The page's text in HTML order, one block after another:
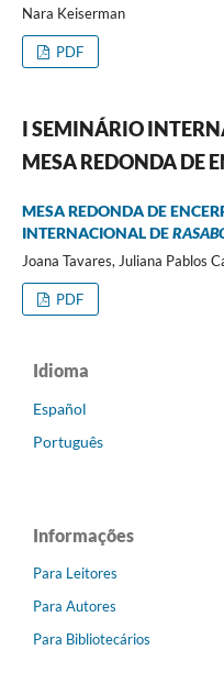
Nara Keiserman
PDF
I SEMINÁRIO
MESA REDONDA DE
MESA REDONDA DE
INTERNACIONAL DE
Joana Tavares, Juliana Pablos
PDF
Idioma
Español
Português
Informações
Para Leitores
Para Autores
Para Bibliotecários